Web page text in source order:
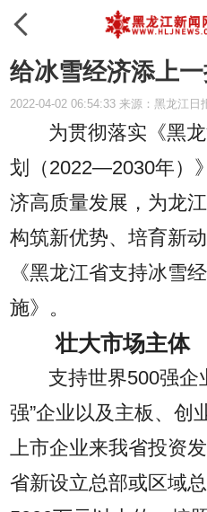
给冰雪经济添上一
2022-04-02 06:54:33 来源：黑龙江日
为贯彻落实《黑
划（2022—2030年）
济高质量发展，为龙
构筑新优势、培育新
《黑龙江省支持冰雪
施》。
壮大市场主体
支持世界500强企
强”企业以及主板、创
上市企业来我省投资
省新设立总部或区域